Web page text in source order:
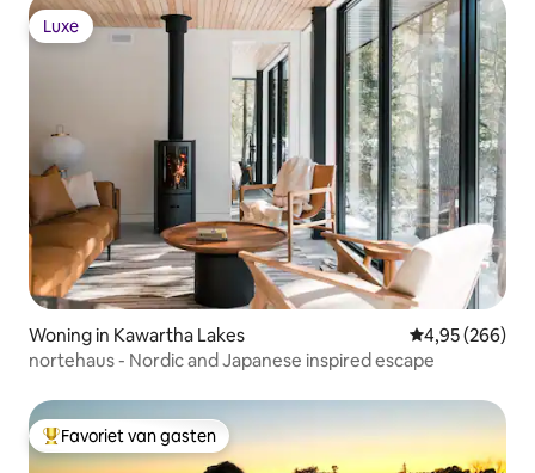
Luxe
Luxe
Woning in Kawartha Lakes Gemiddelde
4,95 (266)
nortehaus - Nordic and Japanese inspired escape
Topfavoriet van gasten
Favoriet van gasten